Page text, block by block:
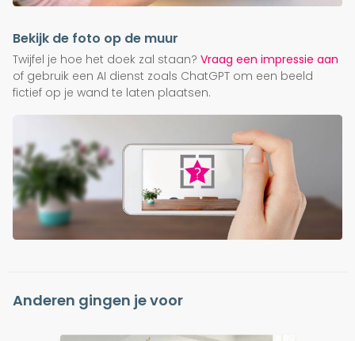
Bekijk de foto op de muur
Twijfel je hoe het doek zal staan? Vraag een impressie aan
of gebruik een AI dienst zoals ChatGPT om een beeld
fictief op je wand te laten plaatsen.
Anderen gingen je voor